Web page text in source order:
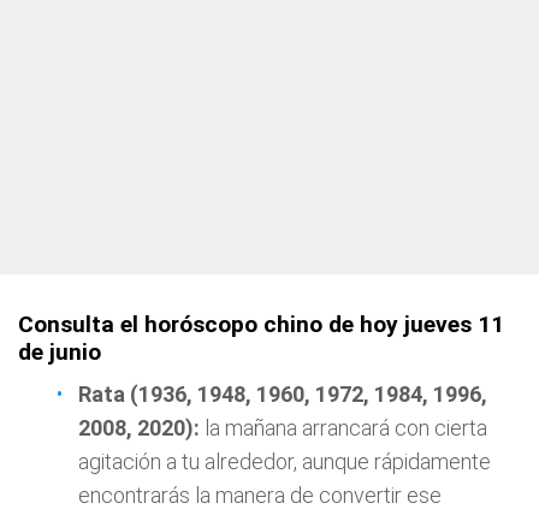
Consulta el horóscopo chino de hoy jueves 11
de junio
Rata (1936, 1948, 1960, 1972, 1984, 1996,
2008, 2020): la mañana arrancará con cierta
agitación a tu alrededor, aunque rápidamente
encontrarás la manera de convertir ese